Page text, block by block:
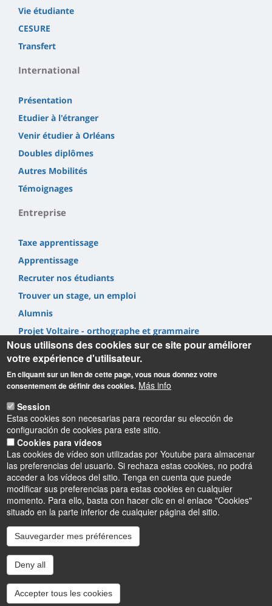
Vie étudiante
CESURE
Transfert
International
Présentation
Etudier à l'étranger
Venir étudier à Orléans
Doubles diplômes
Autres Mobilités
Témoignages
Entreprise
Taxe apprentissage
Apprentissage
Recruter nos étudiants
Trouver un stage, un emploi
Alumnis
Projet Voltaire - orthographe et grammaire
Informations
UFR Lettres, Langues & Sciences Humaines
10 rue de Tours - BP 46527
45065 ORLEANS cedex 2 – France
InstagramLinkedInYoutube
Accessibilité : partiellement conforme
Cookies
Intranet
Nous utilisons des cookies sur ce site pour améliorer
votre expérience d'utilisateur.
En cliquant sur un lien de cette page, vous nous donnez votre
consentement de définir des cookies. Más info
Session
Estas cookies son necesarias para recordar su elección de
configuración de cookies para este sitio.
Cookies para vídeos
Las cookies de vídeo son utilizadas por Youtube para almacenar
las preferencias del usuario. Si rechaza estas cookies, no podrá
acceder a los vídeos del sitio. Tenga en cuenta que puede
modificar sus preferencias para estas cookies en cualquier
momento. Para ello, basta con hacer clic en el enlace "Cookies"
situado en la parte inferior de cualquier página del sitio.
Sauvegarder mes préférences
Deny all
Accepter tous les cookies